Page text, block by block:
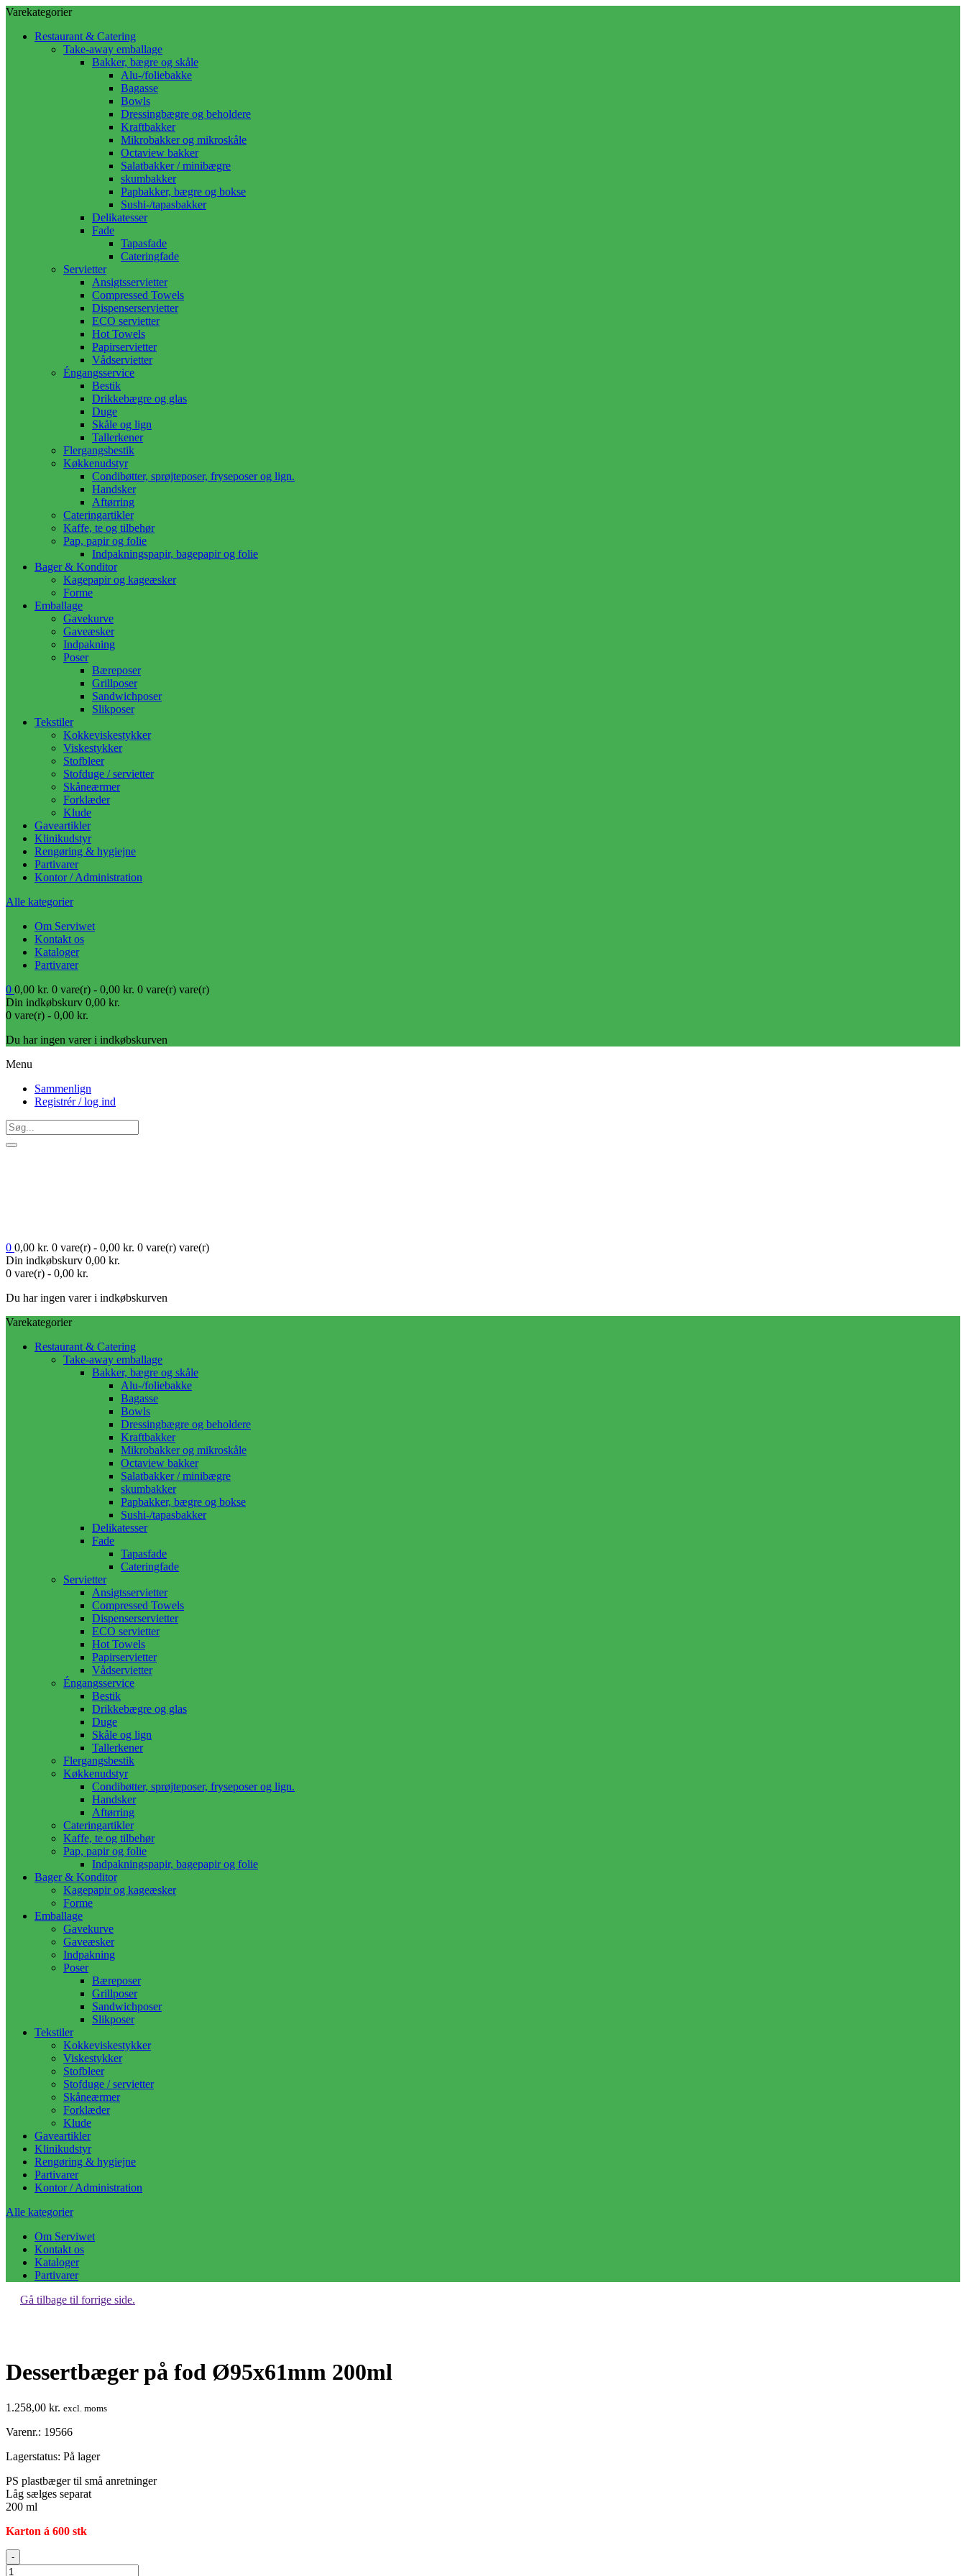
Varekategorier
Restaurant & Catering
Take-away emballage
Bakker, bægre og skåle
Alu-/foliebakke
Bagasse
Bowls
Dressingbægre og beholdere
Kraftbakker
Mikrobakker og mikroskåle
Octaview bakker
Salatbakker / minibægre
skumbakker
Papbakker, bægre og bokse
Sushi-/tapasbakker
Delikatesser
Fade
Tapasfade
Cateringfade
Servietter
Ansigtsservietter
Compressed Towels
Dispenserservietter
ECO servietter
Hot Towels
Papirservietter
Vådservietter
Éngangsservice
Bestik
Drikkebægre og glas
Duge
Skåle og lign
Tallerkener
Flergangsbestik
Køkkenudstyr
Condibøtter, sprøjteposer, fryseposer og lign.
Handsker
Aftørring
Cateringartikler
Kaffe, te og tilbehør
Pap, papir og folie
Indpakningspapir, bagepapir og folie
Bager & Konditor
Kagepapir og kageæsker
Forme
Emballage
Gavekurve
Gaveæsker
Indpakning
Poser
Bæreposer
Grillposer
Sandwichposer
Slikposer
Tekstiler
Kokkeviskestykker
Viskestykker
Stofbleer
Stofduge / servietter
Skåneærmer
Forklæder
Klude
Gaveartikler
Klinikudstyr
Rengøring & hygiejne
Partivarer
Kontor / Administration
Alle kategorier
Om Serviwet
Kontakt os
Kataloger
Partivarer
0 0,00 kr. 0 vare(r) - 0,00 kr. 0 vare(r) vare(r)
Din indkøbskurv 0,00 kr.
0 vare(r) - 0,00 kr.
Du har ingen varer i indkøbskurven
Menu
Sammenlign
Registrér / log ind
0 0,00 kr. 0 vare(r) - 0,00 kr. 0 vare(r) vare(r)
Din indkøbskurv 0,00 kr.
0 vare(r) - 0,00 kr.
Du har ingen varer i indkøbskurven
Varekategorier
Restaurant & Catering
Take-away emballage
Bakker, bægre og skåle
Alu-/foliebakke
Bagasse
Bowls
Dressingbægre og beholdere
Kraftbakker
Mikrobakker og mikroskåle
Octaview bakker
Salatbakker / minibægre
skumbakker
Papbakker, bægre og bokse
Sushi-/tapasbakker
Delikatesser
Fade
Tapasfade
Cateringfade
Servietter
Ansigtsservietter
Compressed Towels
Dispenserservietter
ECO servietter
Hot Towels
Papirservietter
Vådservietter
Éngangsservice
Bestik
Drikkebægre og glas
Duge
Skåle og lign
Tallerkener
Flergangsbestik
Køkkenudstyr
Condibøtter, sprøjteposer, fryseposer og lign.
Handsker
Aftørring
Cateringartikler
Kaffe, te og tilbehør
Pap, papir og folie
Indpakningspapir, bagepapir og folie
Bager & Konditor
Kagepapir og kageæsker
Forme
Emballage
Gavekurve
Gaveæsker
Indpakning
Poser
Bæreposer
Grillposer
Sandwichposer
Slikposer
Tekstiler
Kokkeviskestykker
Viskestykker
Stofbleer
Stofduge / servietter
Skåneærmer
Forklæder
Klude
Gaveartikler
Klinikudstyr
Rengøring & hygiejne
Partivarer
Kontor / Administration
Alle kategorier
Om Serviwet
Kontakt os
Kataloger
Partivarer
Gå tilbage til forrige side.
Dessertbæger på fod Ø95x61mm 200ml
1.258,00 kr. excl. moms
Varenr.: 19566
Lagerstatus: På lager
PS plastbæger til små anretninger
Låg sælges separat
200 ml
Karton á 600 stk
Dessertbæger
på
-